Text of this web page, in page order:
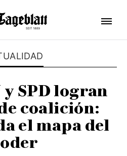
y SPD logran
coalición:
el mapa del